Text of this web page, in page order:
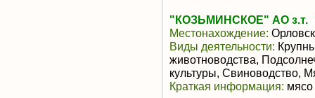
"КОЗЬМИНСКОЕ" АО з.т.
Местонахождение:
Виды деятельности:
животноводства,
культуры, Свиноводство,
Краткая информация: мясо